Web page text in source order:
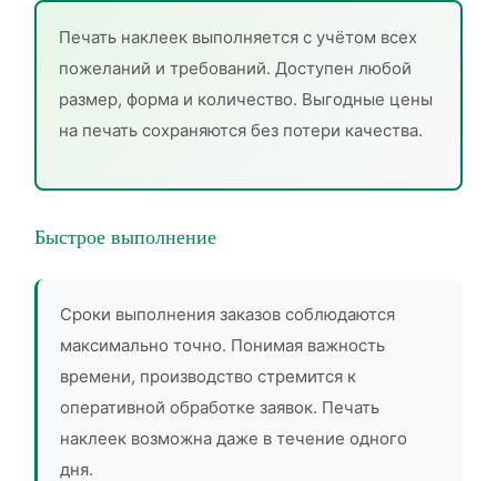
Печать наклеек выполняется с учётом всех
пожеланий и требований. Доступен любой
размер, форма и количество. Выгодные цены
на печать сохраняются без потери качества.
Быстрое выполнение
Сроки выполнения заказов соблюдаются
максимально точно. Понимая важность
времени, производство стремится к
оперативной обработке заявок. Печать
наклеек возможна даже в течение одного
дня.